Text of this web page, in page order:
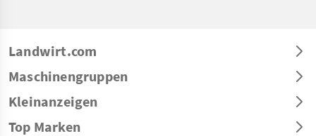
Landwirt.com
Maschinengruppen
Kleinanzeigen
Top Marken